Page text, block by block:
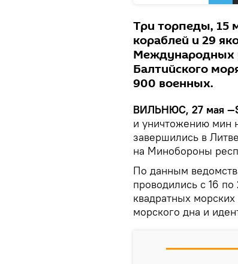
Три торпеды, 15
кораблей и 29
Международных
Балтийского
900 военных.
ВИЛЬНЮС, 27 мая
и уничтожению мин
завершились в
на Минобороны
По данным
проводились с 16
квадратных
морского дна и